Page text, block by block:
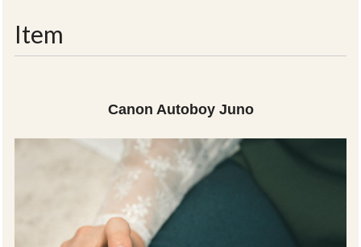
Item
Canon Autoboy Juno